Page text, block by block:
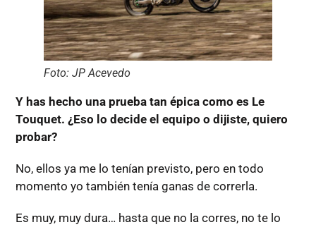
Foto: JP Acevedo
Y has hecho una prueba tan épica como es Le
Touquet. ¿Eso lo decide el equipo o dijiste, quiero
probar?
No, ellos ya me lo tenían previsto, pero en todo
momento yo también tenía ganas de correrla.
Es muy, muy dura… hasta que no la corres, no te lo